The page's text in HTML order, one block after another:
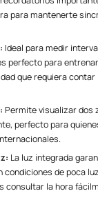
para mantenerte
Ideal para medir
perfecto para
que requiera
Permite visualizar dos
perfecto para
La luz integrada
condiciones de poca
consultar la hora